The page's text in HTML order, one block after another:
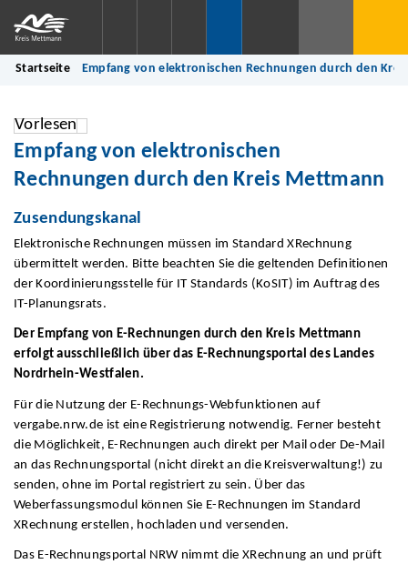
Startseite Empfang von elektronischen Rechnungen durch den
Vorlesen
Empfang von elektronischen
Rechnungen durch den Kreis Mettmann
Zusendungskanal
Elektronische Rechnungen müssen im Standard XRechnung
übermittelt werden. Bitte beachten Sie die geltenden Definitionen
der Koordinierungsstelle für IT Standards (KoSIT) im Auftrag des
IT-Planungsrats.
Der Empfang von E-Rechnungen durch den Kreis Mettmann
erfolgt ausschließlich über das E-Rechnungsportal des Landes
Nordrhein-Westfalen.
Für die Nutzung der E-Rechnungs-Webfunktionen auf
vergabe.nrw.de ist eine Registrierung notwendig. Ferner besteht
die Möglichkeit, E-Rechnungen auch direkt per Mail oder De-Mail
an das Rechnungsportal (nicht direkt an die Kreisverwaltung!) zu
senden, ohne im Portal registriert zu sein. Über das
Weberfassungsmodul können Sie E-Rechnungen im Standard
XRechnung erstellen, hochladen und versenden.
Das E-Rechnungsportal NRW nimmt die XRechnung an und prüft